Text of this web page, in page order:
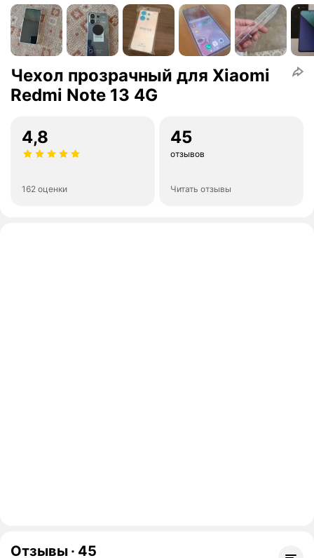
Чехол прозрачный для Xiaomi
Redmi Note 13 4G
4,8
162 оценки
45
отзывов
Читать отзывы
Отзывы · 45